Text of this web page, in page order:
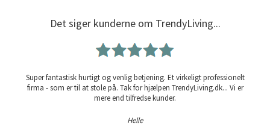
Det siger kunderne om TrendyLiving...
Super fantastisk hurtigt og venlig betjening. Et virkeligt professionelt
firma - som er til at stole på. Tak for hjælpen TrendyLiving.dk... Vi er
mere end tilfredse kunder.
Helle